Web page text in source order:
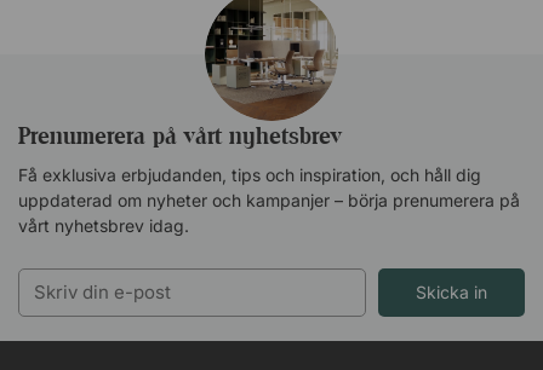
Prenumerera på vårt nyhetsbrev
Få exklusiva erbjudanden, tips och inspiration, och håll dig
uppdaterad om nyheter och kampanjer – börja prenumerera på
vårt nyhetsbrev idag.
Skicka in